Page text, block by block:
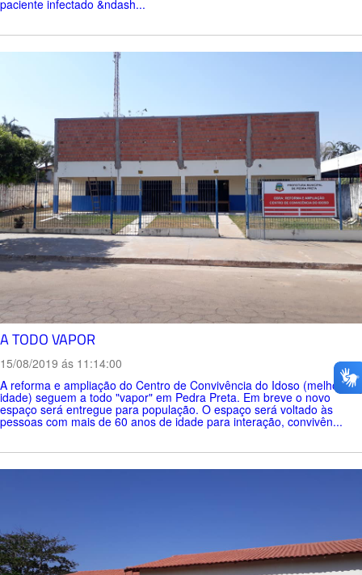
paciente infectado &ndash...
A TODO VAPOR
15/08/2019 ás 11:14:00
A reforma e ampliação do Centro de Convivência do Idoso (melhor
idade) seguem a todo "vapor" em Pedra Preta. Em breve o novo
espaço será entregue para população. O espaço será voltado às
pessoas com mais de 60 anos de idade para interação, convivên...